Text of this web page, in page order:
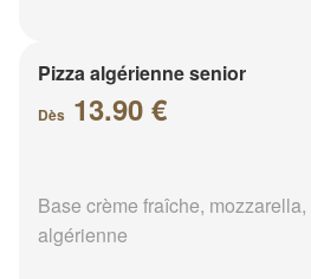
Pizza algérienne senior
Dès 13.90 €
Base crème fraîche,
algérienne